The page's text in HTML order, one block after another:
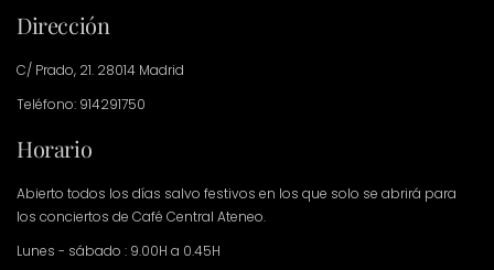
Dirección
C/ Prado, 21. 28014 Madrid
Teléfono: 914291750
Horario
Abierto todos los días salvo festivos en los que solo se abrirá para
los conciertos de Café Central Ateneo.
Lunes - sábado : 9.00H a 0.45H